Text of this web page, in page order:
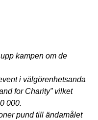
kampen om de
i välgörenhetsanda
for Charity” vilket
000.
pund till ändamålet